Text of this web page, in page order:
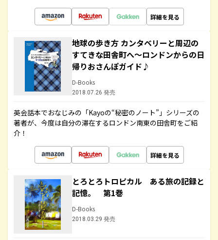
詳細を見る
地球の歩き方 カンタベリーと周辺の
すてきな田舎町へ～ロンドンからの日
帰りおさんぽガイド♪
D-Books
2018.07.26 発売
英会話本でおなじみの「Kayoの“秘密のノート”」シリーズの
著者が、今度は自分の滞在するロンドン南東の田舎町をご紹
介！
詳細を見る
とろとろトロピカル ある旅の記録と
記憶。 第1巻
D-Books
2018.03.29 発売